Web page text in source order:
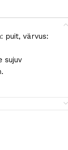
puit, värvus:
sujuv